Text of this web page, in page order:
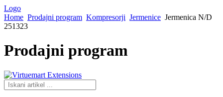
Logo
Home Prodajni program Kompresorji Jermenice Jermenica N/D
251323
Prodajni program